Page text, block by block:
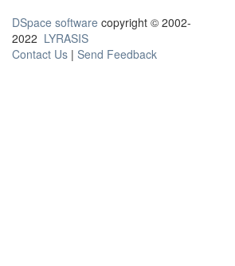
DSpace software copyright © 2002-
2022 LYRASIS
Contact Us | Send Feedback